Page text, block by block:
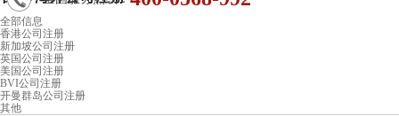
全部信息
香港公司注册
新加坡公司注册
英国公司注册
美国公司注册
BVI公司注册
开曼群岛公司注册
其他